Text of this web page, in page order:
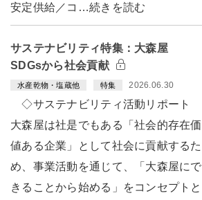
安定供給／コ…続きを読む
サステナビリティ特集：大森屋
SDGsから社会貢献
水産乾物・塩蔵他 特集 2026.06.30
◇サステナビリティ活動リポート
大森屋は社是でもある「社会的存在価
値ある企業」として社会に貢献するた
め、事業活動を通じて、「大森屋にで
きることから始める」をコンセプトと